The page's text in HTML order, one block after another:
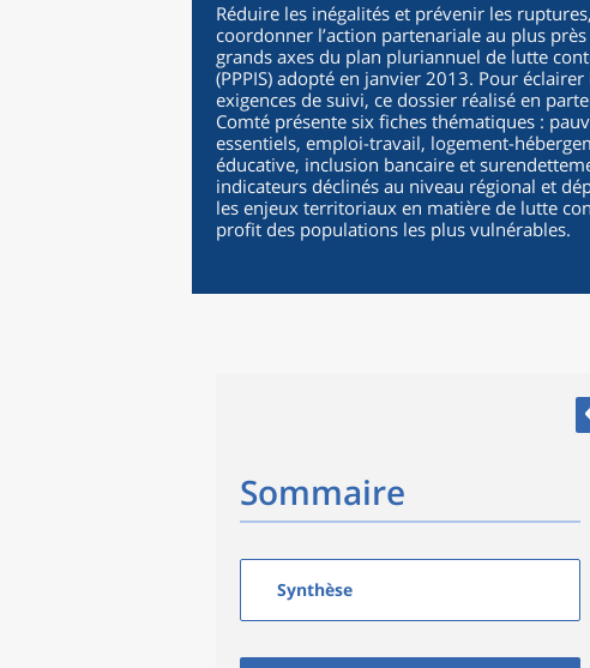
Réduire les inégalités et prévenir les
coordonner l’action partenariale au plus
grands axes du plan pluriannuel de lutte
(PPPIS) adopté en janvier 2013. Pour
exigences de suivi, ce dossier réalisé en
Comté présente six fiches thématiques :
essentiels, emploi-travail, logement-
éducative, inclusion bancaire et
indicateurs déclinés au niveau régional et
les enjeux territoriaux en matière de lutte
profit des populations les plus vulnérables.
Sommaire
Synthèse